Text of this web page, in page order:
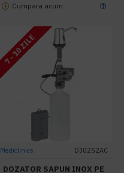
Cumpara acum
7 - 10 ZILE
Mediclinics DJ0252AC
DOZATOR SAPUN INOX PE